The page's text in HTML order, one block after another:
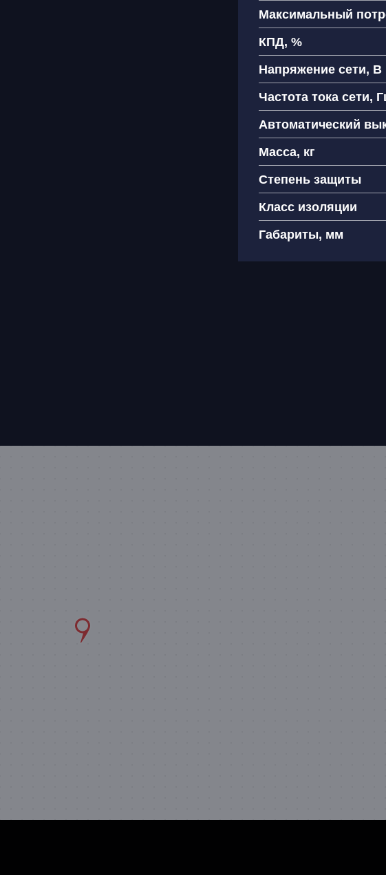
Максимальный
КПД, %
Напряжение сети, В
Частота тока сети,
Автоматический
Масса, кг
Степень защиты
Класс изоляции
Габариты, мм
Я согласен(на) на
персональных данных